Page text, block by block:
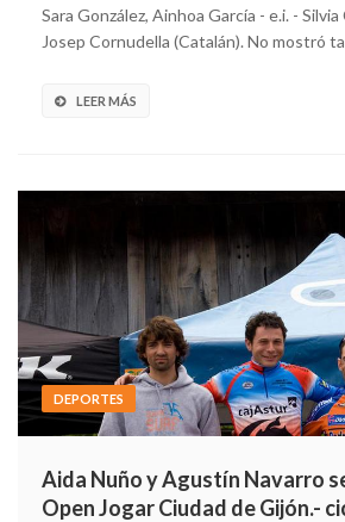
Sara González, Ainhoa García - e.i. -
Josep Cornudella (Catalán). No mostró
LEER MÁS
DEPORTES
Aida Nuño y Agustín Navarro
Open Jogar Ciudad de Gijón.-